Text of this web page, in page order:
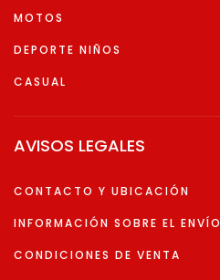
MOTOS
DEPORTE NIÑOS
CASUAL
AVISOS LEGALES
CONTACTO Y UBICACIÓN
INFORMACIÓN SOBRE EL ENVÍO
CONDICIONES DE VENTA